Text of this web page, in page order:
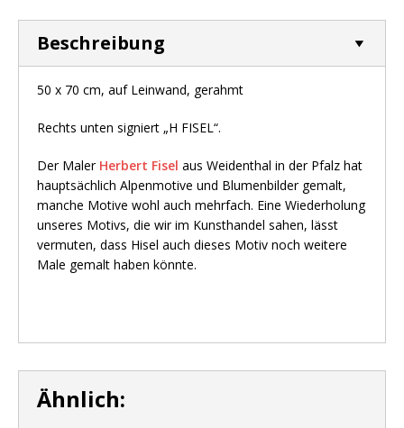
Beschreibung
50 x 70 cm, auf Leinwand, gerahmt
Rechts unten signiert „H FISEL“.
Der Maler Herbert Fisel aus Weidenthal in der Pfalz hat
hauptsächlich Alpenmotive und Blumenbilder gemalt,
manche Motive wohl auch mehrfach. Eine Wiederholung
unseres Motivs, die wir im Kunsthandel sahen, lässt
vermuten, dass Hisel auch dieses Motiv noch weitere
Male gemalt haben könnte.
Ähnlich: